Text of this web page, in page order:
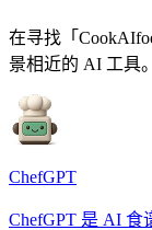
在寻找「
景相近的 AI 工具。
ChefGPT
ChefGPT 是 AI